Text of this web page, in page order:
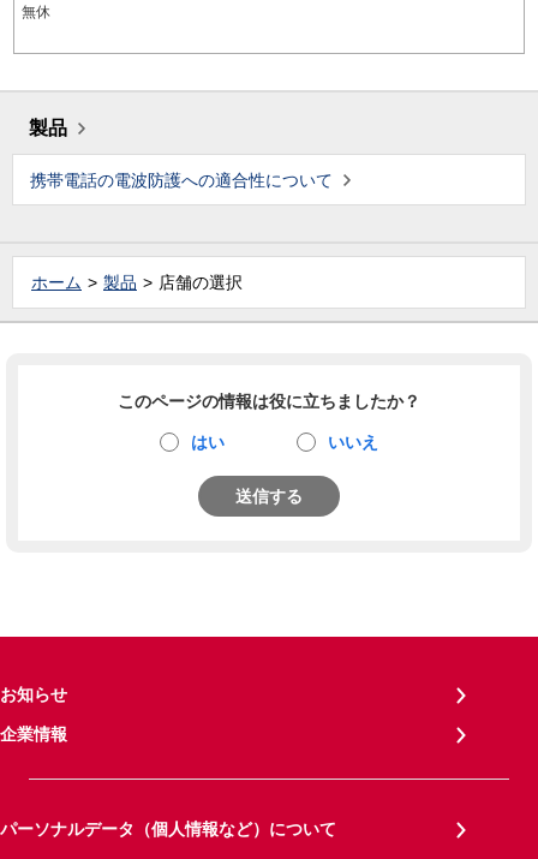
無休
製品
携帯電話の電波防護への適合性について
ホーム 製品 店舗の選択
このページの情報は役に立ちましたか？
はい いいえ
送信する
お知らせ
企業情報
パーソナルデータ（個人情報など）について